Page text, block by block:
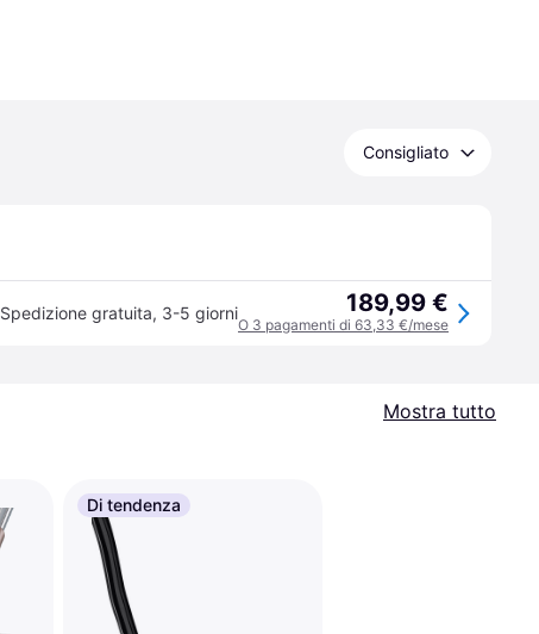
Consigliato
Spedizione gratuita, 3-5 giorni 189,99 €
O 3 pagamenti di 63,33 €/mese
Mostra tutto
Di tendenza